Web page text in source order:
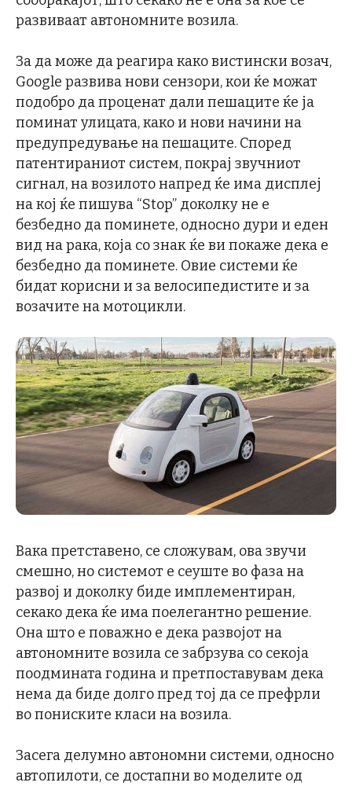
развиваат автономните возила.
За да може да реагира како вистински возач,
Google развива нови сензори, кои ќе можат
подобро да проценат дали пешаците ќе ја
поминат улицата, како и нови начини на
предупредување на пешаците. Според
патентираниот систем, покрај звучниот
сигнал, на возилото напред ќе има дисплеј
на кој ќе пишува “Stop” доколку не е
безбедно да поминете, односно дури и еден
вид на рака, која со знак ќе ви покаже дека е
безбедно да поминете. Овие системи ќе
бидат корисни и за велосипедистите и за
возачите на мотоцикли.
Вака претставено, се сложувам, ова звучи
смешно, но системот е сеуште во фаза на
развој и доколку биде имплементиран,
секако дека ќе има поелегантно решение.
Она што е поважно е дека развојот на
автономните возила се забрзува со секоја
поодмината година и претпоставувам дека
нема да биде долго пред тој да се префрли
во пониските класи на возила.
Засега делумно автономни системи, односно
автопилоти, се достапни во моделите од